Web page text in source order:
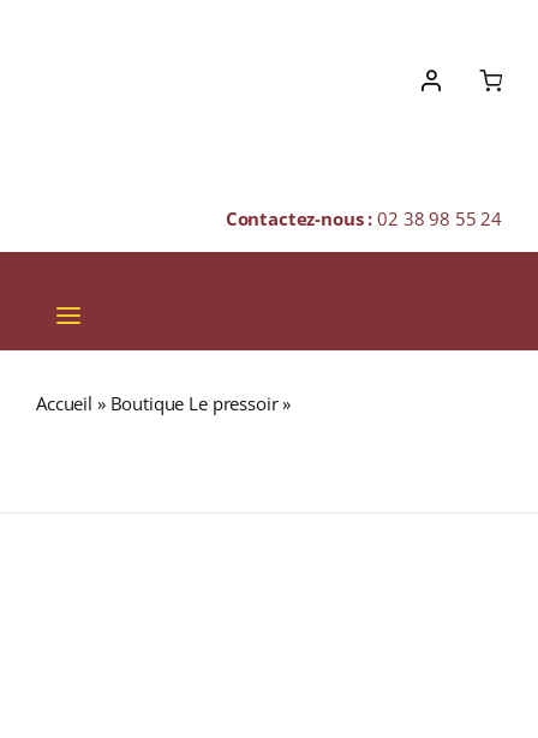
Contactez-nous :02 38 98 55 24
Toggle
Navigation
Accueil » Boutique Le pressoir»